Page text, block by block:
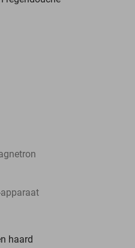
apparaat
haard